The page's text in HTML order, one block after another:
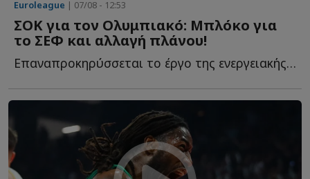
Euroleague | 07/08 - 12:53
ΣΟΚ για τον Ολυμπιακό: Μπλόκο για
το ΣΕΦ και αλλαγή πλάνου!
Επαναπροκηρύσσεται το έργο της ενεργειακής αναβάθμισης τ...